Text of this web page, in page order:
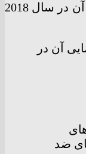
در سال جاری خبرها و شایعات زیادی در رابطه با موبایل تاشدنی سامسونگ به نام «گلکسی اکس» به گوش رسیده و آخرین گزارش ها، از رونمایی آن در سال 2018
آن در
ضد